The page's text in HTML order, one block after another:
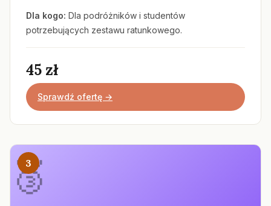
Dla kogo: Dla podróżników i studentów
potrzebujących zestawu ratunkowego.
45 zł
Sprawdź ofertę →
3